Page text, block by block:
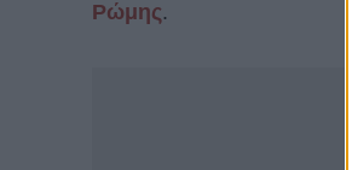
Ρώμης.